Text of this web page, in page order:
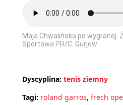
Maja Chwalińska po wygranej.
Sportowa PR/C. Gurjew
Dyscyplina: tenis ziemny
Tagi: roland garros, frech